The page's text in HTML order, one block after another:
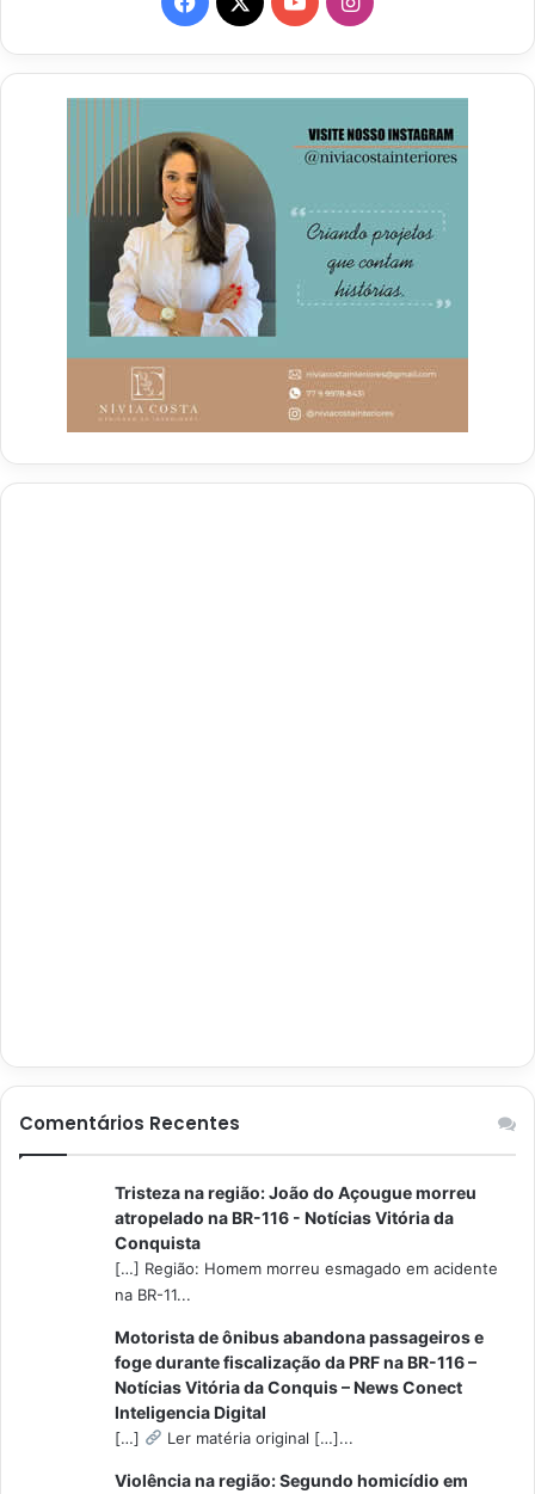
Comentários Recentes
Tristeza na região: João do Açougue morreu
atropelado na BR-116 - Notícias Vitória da
Conquista
[…] Região: Homem morreu esmagado em acidente
na BR-11...
Motorista de ônibus abandona passageiros e
foge durante fiscalização da PRF na BR-116 –
Notícias Vitória da Conquis – News Conect
Inteligencia Digital
[…] Ler matéria original […]...
Violência na região: Segundo homicídio em